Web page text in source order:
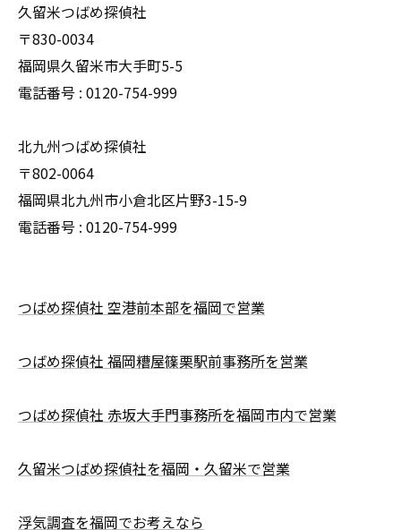
久留米つばめ探偵社
〒830-0034
福岡県久留米市大手町5-5
電話番号 : 0120-754-999
北九州つばめ探偵社
〒802-0064
福岡県北九州市小倉北区片野3-15-9
電話番号 : 0120-754-999
つばめ探偵社 空港前本部を福岡で営業
つばめ探偵社 福岡糟屋篠栗駅前事務所を営業
つばめ探偵社 赤坂大手門事務所を福岡市内で営業
久留米つばめ探偵社を福岡・久留米で営業
浮気調査を福岡でお考えなら